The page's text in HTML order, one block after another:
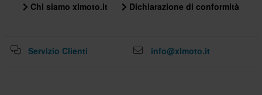
Chi siamo xlmoto.it
Dichiarazione di conformità
Servizio Clienti info@xlmoto.it